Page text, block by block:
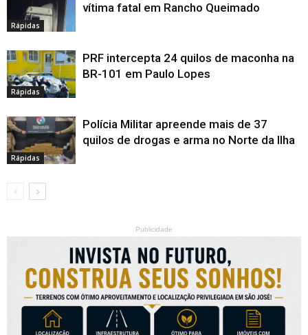
Rápidas
vítima fatal em Rancho Queimado
Rápidas
PRF intercepta 24 quilos de maconha na
BR-101 em Paulo Lopes
Rápidas
Polícia Militar apreende mais de 37
quilos de drogas e arma no Norte da Ilha
Publicidade